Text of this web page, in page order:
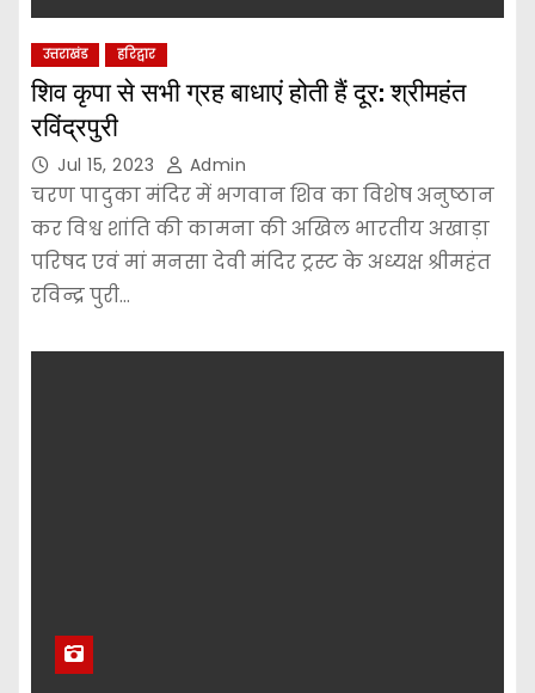
उत्तराखंड हरिद्वार
शिव कृपा से सभी ग्रह बाधाएं होती हैं दूर: श्रीमहंत
रविंद्रपुरी
Jul 15, 2023 Admin
चरण पादुका मंदिर में भगवान शिव का विशेष अनुष्ठान
कर विश्व शांति की कामना की अखिल भारतीय अखाड़ा
परिषद एवं मां मनसा देवी मंदिर ट्रस्ट के अध्यक्ष श्रीमहंत
रविन्द्र पुरी…